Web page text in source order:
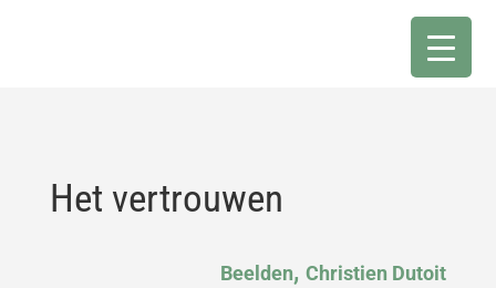
Het vertrouwen
Beelden,Christien Dutoit